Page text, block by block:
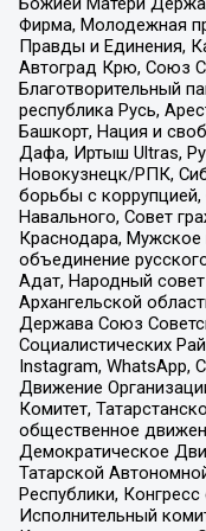
Фирма, Молодежная
Правды и Единения,
Автоград Крю, Союз
Благотворительный
республика Русь,
Башкорт, Нация и
Дафа, Иртыш Ultras,
Новокузнецк/РПК,
борьбы с
Навального, Совет
Краснодара, Мужское
объединение
Адат, Народный
Архангельской
Держава Союз
Социалистических
Instagram, WhatsApp,
Движение
Комитет,
общественное
Демократическое
Татарской
Республики,
Исполнительный